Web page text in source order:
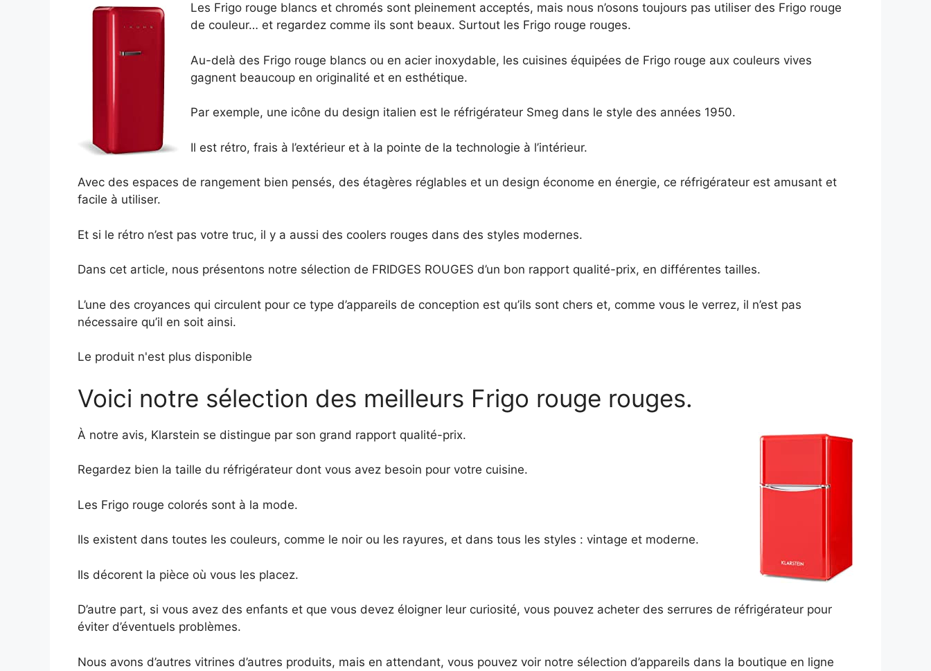
Les Frigo rouge blancs et chromés sont pleinement acceptés, mais nous n’osons toujours pas utiliser des Frigo rouge
de couleur… et regardez comme ils sont beaux. Surtout les Frigo rouge rouges.
Au-delà des Frigo rouge blancs ou en acier inoxydable, les cuisines équipées de Frigo rouge aux couleurs vives
gagnent beaucoup en originalité et en esthétique.
Par exemple, une icône du design italien est le réfrigérateur Smeg dans le style des années 1950.
Il est rétro, frais à l’extérieur et à la pointe de la technologie à l’intérieur.
Avec des espaces de rangement bien pensés, des étagères réglables et un design économe en énergie, ce réfrigérateur est amusant et
facile à utiliser.
Et si le rétro n’est pas votre truc, il y a aussi des coolers rouges dans des styles modernes.
Dans cet article, nous présentons notre sélection de FRIDGES ROUGES d’un bon rapport qualité-prix, en différentes tailles.
L’une des croyances qui circulent pour ce type d’appareils de conception est qu’ils sont chers et, comme vous le verrez, il n’est pas
nécessaire qu’il en soit ainsi.
Le produit n'est plus disponible
Voici notre sélection des meilleurs Frigo rouge rouges.
À notre avis, Klarstein se distingue par son grand rapport qualité-prix.
Regardez bien la taille du réfrigérateur dont vous avez besoin pour votre cuisine.
Les Frigo rouge colorés sont à la mode.
Ils existent dans toutes les couleurs, comme le noir ou les rayures, et dans tous les styles : vintage et moderne.
Ils décorent la pièce où vous les placez.
D’autre part, si vous avez des enfants et que vous devez éloigner leur curiosité, vous pouvez acheter des serrures de réfrigérateur pour
éviter d’éventuels problèmes.
Nous avons d’autres vitrines d’autres produits, mais en attendant, vous pouvez voir notre sélection d’appareils dans la boutique en ligne